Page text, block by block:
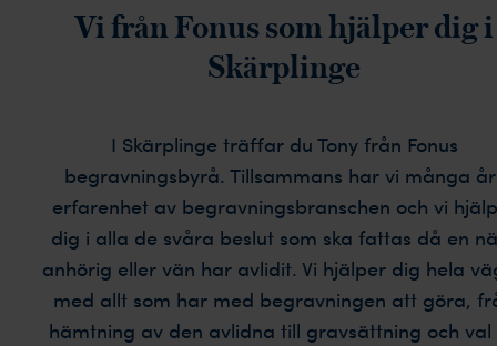
Vi från Fonus som hjälper dig i
Skärplinge
I Skärplinge träffar du Tony från Fonus
begravningsbyrå. Tillsammans har vi många
erfarenhet av begravningsbranschen och vi
dig i alla de svåra beslut som ska fattas då en
anhörig eller vän har avlidit. Vi hjälper dig hela
med allt som har med begravningen att göra,
hämtning av den avlidna till gravsättning och val